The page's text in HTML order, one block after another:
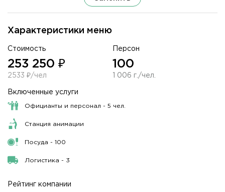
Характеристики меню
Стоимость
253 250 ₽
2533 ₽/чел
Персон
100
1 006 г./чел.
Включенные услуги
Официанты и персонал - 5 чел.
Станция анимации
Посуда - 100
Логистика - 3
Рейтинг компании